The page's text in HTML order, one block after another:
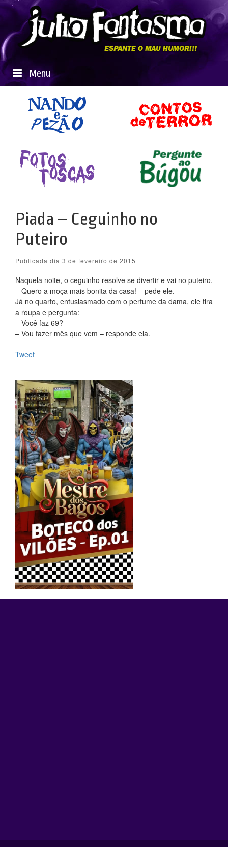
Menu
Piada – Ceguinho no
Puteiro
Publicada dia 3 de fevereiro de 2015
Naquela noite, o ceguinho resolve se divertir e vai no puteiro.
– Quero a moça mais bonita da casa! – pede ele.
Já no quarto, entusiasmado com o perfume da dama, ele tira
a roupa e pergunta:
– Você faz 69?
– Vou fazer mês que vem – responde ela.
Tweet